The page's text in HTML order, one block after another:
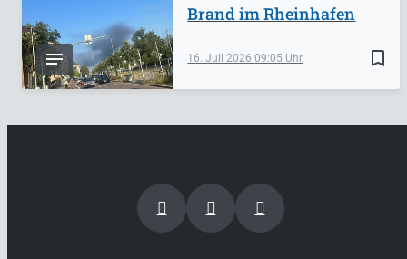
bookmark_border
16. Juli 202609:05
Brand im Rheinhafen